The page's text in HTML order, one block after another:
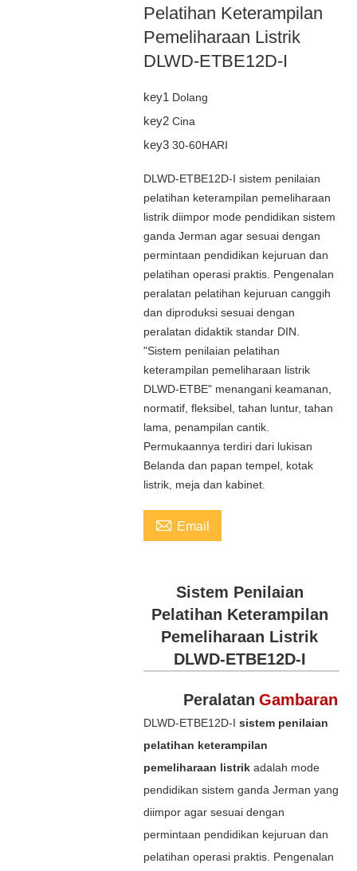
Pelatihan Keterampilan
Pemeliharaan Listrik
DLWD-ETBE12D-I
key1 Dolang
key2 Cina
key3 30-60HARI
DLWD-ETBE12D-I sistem penilaian
pelatihan keterampilan pemeliharaan
listrik diimpor mode pendidikan sistem
ganda Jerman agar sesuai dengan
permintaan pendidikan kejuruan dan
pelatihan operasi praktis. Pengenalan
peralatan pelatihan kejuruan canggih
dan diproduksi sesuai dengan
peralatan didaktik standar DIN.
"Sistem penilaian pelatihan
keterampilan pemeliharaan listrik
DLWD-ETBE" menangani keamanan,
normatif, fleksibel, tahan luntur, tahan
lama, penampilan cantik.
Permukaannya terdiri dari lukisan
Belanda dan papan tempel, kotak
listrik, meja dan kabinet.
 Email
Sistem Penilaian
Pelatihan Keterampilan
Pemeliharaan Listrik
DLWD-ETBE12D-I
Peralatan Gambaran
DLWD-ETBE12D-I sistem penilaian
pelatihan keterampilan
pemeliharaan listrikadalah mode
pendidikan sistem ganda Jerman yang
diimpor agar sesuai dengan
permintaan pendidikan kejuruan dan
pelatihan operasi praktis. Pengenalan